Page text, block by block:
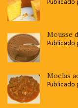
Publicado
Mousse
Publicado
Moelas
Publicado